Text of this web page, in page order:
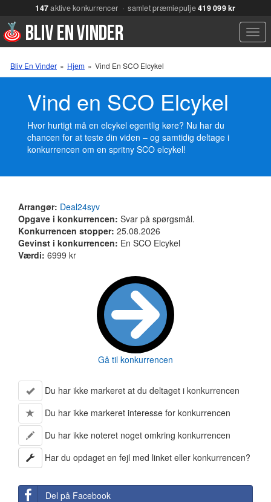
147aktive konkurrencer · samlet præmiepulje419 099 kr
Bliv En Vinder » Hjem » Vind En SCO Elcykel
Vind en SCO Elcykel
Hvor hurtigt må en elcykel egentlig køre? Nu har du
chancen for at teste din viden – og samtidig deltage i
konkurrencen om en spritny SCO elcykel!
Arrangør: Deal24syv
Opgave i konkurrencen: Svar på spørgsmål.
Konkurrencen stopper: 25.08.2026
Gevinst i konkurrencen: En SCO Elcykel
Værdi: 6999 kr
Gå til konkurrencen
Du har ikke markeret at du deltaget i konkurrencen
Du har ikke markeret interesse for konkurrencen
Du har ikke noteret noget omkring konkurrencen
Har du opdaget en fejl med linket eller konkurrencen?
Del på Facebook